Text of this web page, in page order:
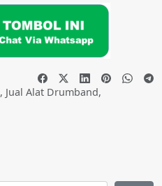
, Jual Alat Drumband,